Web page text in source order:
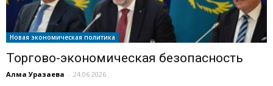
Новая экономическая политика
Торгово-экономическая безопасность
Алма Уразаева - 24.06.2026